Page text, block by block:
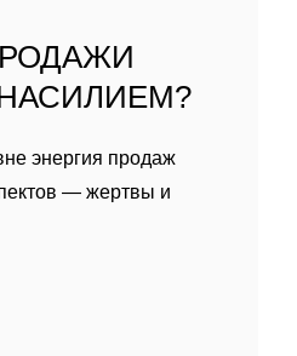
энергия продаж
— жертвы и